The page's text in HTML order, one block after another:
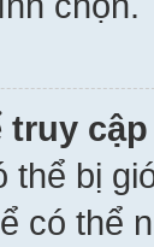
thể bị
có thể